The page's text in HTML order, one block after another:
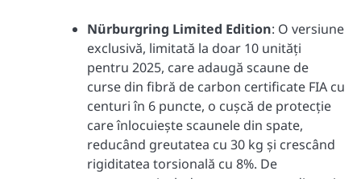
Nürburgring Limited Edition: O versiune
exclusivă, limitată la doar 10 unități
pentru 2025, care adaugă scaune de
curse din fibră de carbon certificate FIA cu
centuri în 6 puncte, o cușcă de protecție
care înlocuiește scaunele din spate,
reducând greutatea cu 30 kg și crescând
rigiditatea torsională cu 8%. De